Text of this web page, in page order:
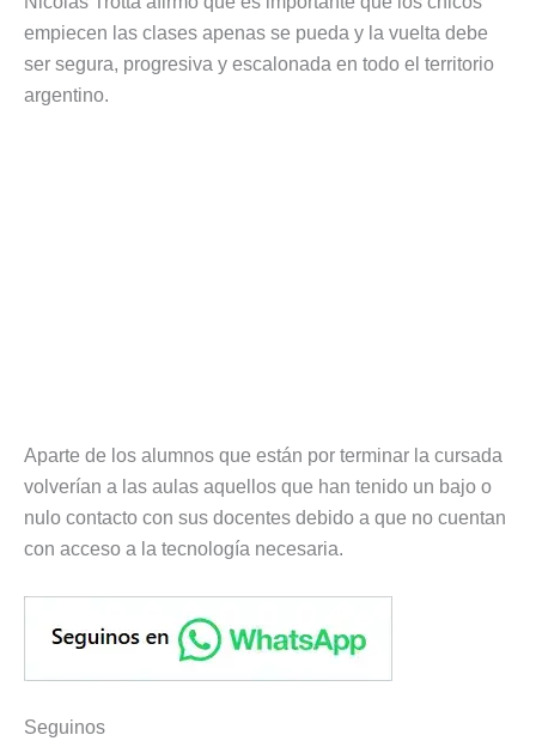
empiecen las clases apenas se pueda y la vuelta debe
ser segura, progresiva y escalonada en todo el territorio
argentino.
Aparte de los alumnos que están por terminar la cursada
volverían a las aulas aquellos que han tenido un bajo o
nulo contacto con sus docentes debido a que no cuentan
con acceso a la tecnología necesaria.
Seguinos